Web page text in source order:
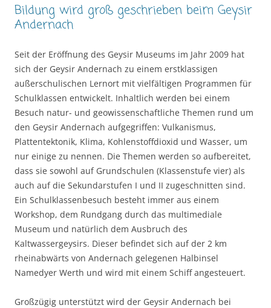
Bildung wird groß geschrieben beim Geysir
Andernach
Seit der Eröffnung des Geysir Museums im Jahr 2009 hat
sich der Geysir Andernach zu einem erstklassigen
außerschulischen Lernort mit vielfältigen Programmen für
Schulklassen entwickelt. Inhaltlich werden bei einem
Besuch natur- und geowissenschaftliche Themen rund um
den Geysir Andernach aufgegriffen: Vulkanismus,
Plattentektonik, Klima, Kohlenstoffdioxid und Wasser, um
nur einige zu nennen. Die Themen werden so aufbereitet,
dass sie sowohl auf Grundschulen (Klassenstufe vier) als
auch auf die Sekundarstufen I und II zugeschnitten sind.
Ein Schulklassenbesuch besteht immer aus einem
Workshop, dem Rundgang durch das multimediale
Museum und natürlich dem Ausbruch des
Kaltwassergeysirs. Dieser befindet sich auf der 2 km
rheinabwärts von Andernach gelegenen Halbinsel
Namedyer Werth und wird mit einem Schiff angesteuert.
Großzügig unterstützt wird der Geysir Andernach bei